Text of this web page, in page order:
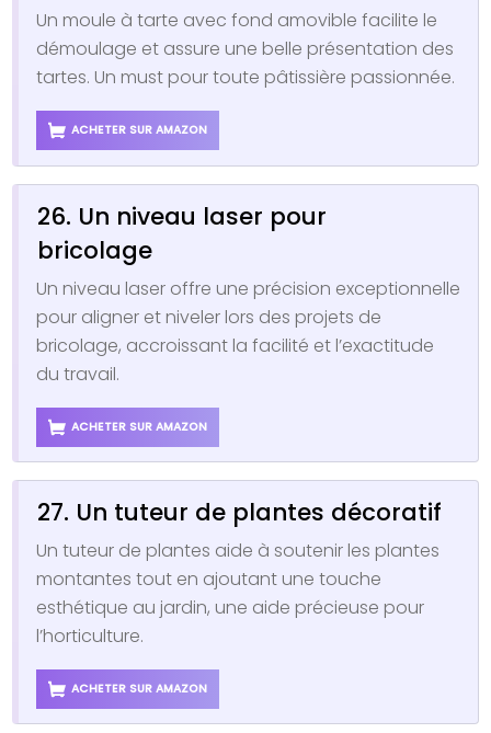
Un moule à tarte avec fond amovible facilite le
démoulage et assure une belle présentation des
tartes. Un must pour toute pâtissière passionnée.
ACHETER SUR AMAZON
26. Un niveau laser pour
bricolage
Un niveau laser offre une précision exceptionnelle
pour aligner et niveler lors des projets de
bricolage, accroissant la facilité et l’exactitude
du travail.
ACHETER SUR AMAZON
27. Un tuteur de plantes décoratif
Un tuteur de plantes aide à soutenir les plantes
montantes tout en ajoutant une touche
esthétique au jardin, une aide précieuse pour
l’horticulture.
ACHETER SUR AMAZON